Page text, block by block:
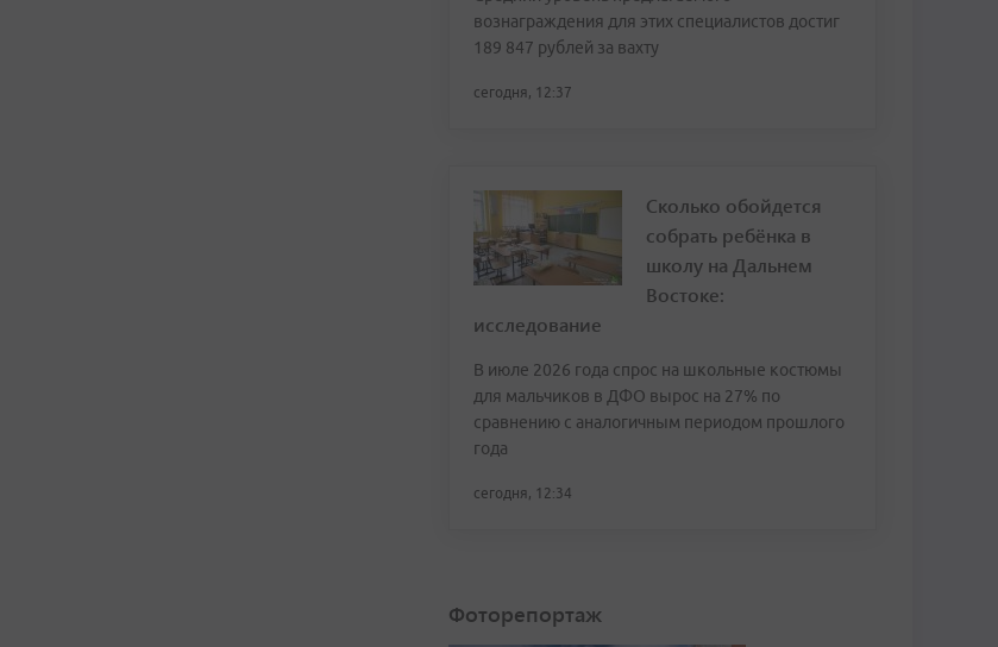
вознаграждения для этих специалистов достиг
189 847 рублей за вахту
сегодня, 12:37
Сколько обойдется
собрать ребёнка в
школу на Дальнем
Востоке:
исследование
В июле 2026 года спрос на школьные костюмы
для мальчиков в ДФО вырос на 27% по
сравнению с аналогичным периодом прошлого
года
сегодня, 12:34
Фоторепортаж